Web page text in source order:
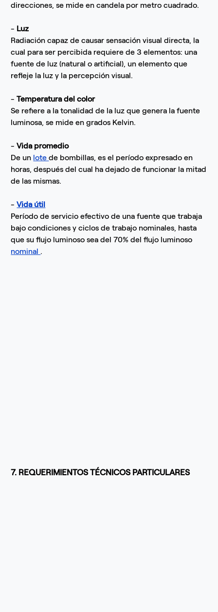
direcciones, se mide en candela por metro cuadrado.
- Luz
Radiación capaz de causar sensación visual directa, la
cual para ser percibida requiere de 3 elementos: una
fuente de luz (natural o artificial), un elemento que
refleje la luz y la percepción visual.
-Temperatura del color
Se refiere a la tonalidad de la luz que genera la fuente
luminosa, se mide en grados Kelvin.
-Vida promedio
De un lotede bombillas, es el período expresado en
horas, después del cual ha dejado de funcionar la mitad
de las mismas.
-Vida útil
Período de servicio efectivo de una fuente que trabaja
bajo condiciones y ciclos de trabajo nominales, hasta
que su flujo luminoso sea del 70% del flujo luminoso
nominal .
7. REQUERIMIENTOS TÉCNICOS PARTICULARES